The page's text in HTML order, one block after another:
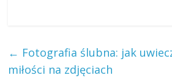
← Fotografia ślubna: jak
miłości na zdjęciach